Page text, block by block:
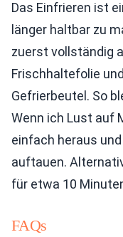
Das Einfrieren ist
länger haltbar zu
zuerst vollständig
Frischhaltefolie
Gefrierbeutel. So
Wenn ich Lust auf
einfach heraus
auftauen.
für etwa 10
FAQs